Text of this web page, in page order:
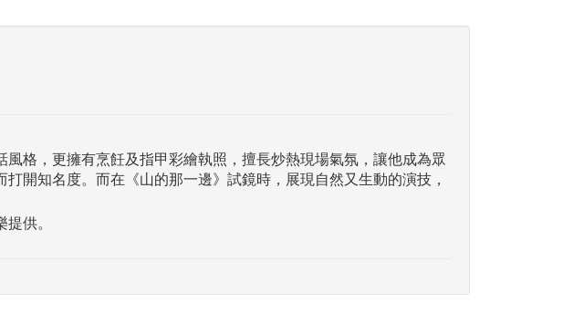
風格，更擁有烹飪及指甲彩繪執照，擅長炒熱現場氣氛，讓他成為眾
開知名度。而在《山的那一邊》試鏡時，展現自然又生動的演技，
供。